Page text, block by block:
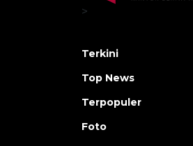
>
Terkini
Top News
Terpopuler
Foto